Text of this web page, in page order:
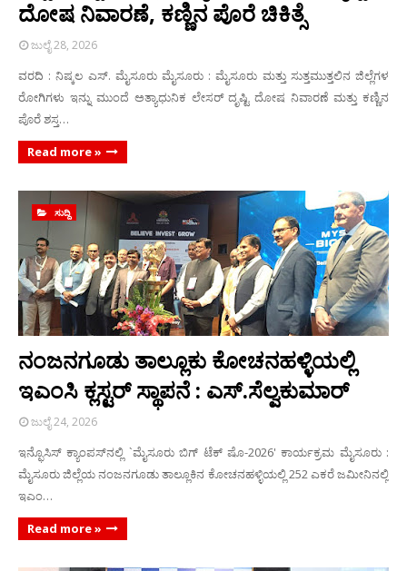
ದೋಷ ನಿವಾರಣೆ, ಕಣ್ಣಿನ ಪೊರೆ ಚಿಕಿತ್ಸೆ
ಜುಲೈ 28, 2026
ವರದಿ : ನಿಷ್ಕಲ ಎಸ್. ಮೈಸೂರು ಮೈಸೂರು : ಮೈಸೂರು ಮತ್ತು ಸುತ್ತಮುತ್ತಲಿನ ಜಿಲ್ಲೆಗಳ
ರೋಗಿಗಳು ಇನ್ನು ಮುಂದೆ ಅತ್ಯಾಧುನಿಕ ಲೇಸರ್ ದೃಷ್ಟಿ ದೋಷ ನಿವಾರಣೆ ಮತ್ತು ಕಣ್ಣಿನ
ಪೊರೆ ಶಸ್ತ…
Read more »
ಸುದ್ದಿ
ನಂಜನಗೂಡು ತಾಲ್ಲೂಕು ಕೋಚನಹಳ್ಳಿಯಲ್ಲಿ
ಇಎಂಸಿ ಕ್ಲಸ್ಟರ್ ಸ್ಥಾಪನೆ : ಎಸ್.ಸೆಲ್ವಕುಮಾರ್
ಜುಲೈ 24, 2026
ಇನ್ಫೊಸಿಸ್ ಕ್ಯಾಂಪಸ್‌ನಲ್ಲಿ `ಮೈಸೂರು ಬಿಗ್ ಟೆಕ್ ಷೊ-2026' ಕಾರ್ಯಕ್ರಮ ಮೈಸೂರು :
ಮೈಸೂರು ಜಿಲ್ಲೆಯ ನಂಜನಗೂಡು ತಾಲ್ಲೂಕಿನ ಕೋಚನಹಳ್ಳಿಯಲ್ಲಿ 252 ಎಕರೆ ಜಮೀನಿನಲ್ಲಿ
ಇಎಂ…
Read more »